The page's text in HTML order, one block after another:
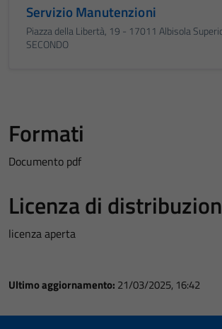
Servizio Manutenzioni
Piazza della Libertà, 19 - 17011 Albisola
SECONDO
Formati
Documento pdf
Licenza di
licenza aperta
Ultimo aggiornamento: 21/03/2025, 16:42